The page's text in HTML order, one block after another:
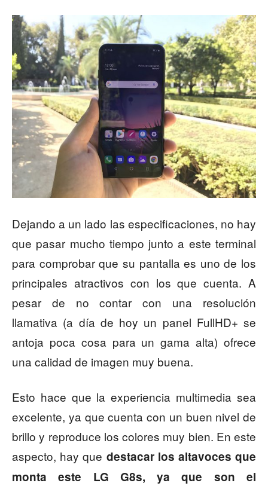
Dejando a un lado las especificaciones, no hay
que pasar mucho tiempo junto a este terminal
para comprobar que su pantalla es uno de los
principales atractivos con los que cuenta. A
pesar de no contar con una resolución
llamativa (a día de hoy un panel FullHD+ se
antoja poca cosa para un gama alta) ofrece
una calidad de imagen muy buena.
Esto hace que la experiencia multimedia sea
excelente, ya que cuenta con un buen nivel de
brillo y reproduce los colores muy bien. En este
aspecto, hay que destacar los altavoces que
monta este LG G8s, ya que son el